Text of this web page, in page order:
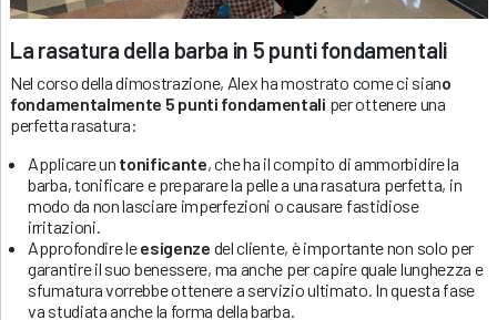
La rasatura della barba in 5 punti fondamentali
Nel corso della dimostrazione, Alex ha mostrato come ci siano
fondamentalmente 5 punti fondamentali per ottenere una
perfetta rasatura:
Applicare un tonificante, che ha il compito di ammorbidire la
barba, tonificare e preparare la pelle a una rasatura perfetta, in
modo da non lasciare imperfezioni o causare fastidiose
irritazioni.
Approfondire leesigenze del cliente, è importante non solo per
garantire il suo benessere, ma anche per capire quale lunghezza e
sfumatura vorrebbe ottenere a servizio ultimato. In questa fase
va studiata anche la forma della barba.